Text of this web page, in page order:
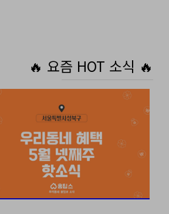
🔥 요즘 HOT 소식 🔥